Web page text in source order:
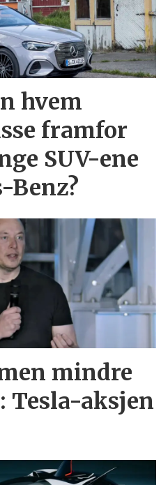
hvem
framfor
SUV-ene
Benz?
mindre
Tesla-aksjen